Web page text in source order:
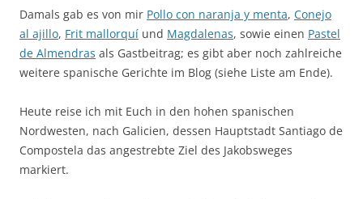
Damals gab es von mir Pollo con naranja y menta, Conejo
al ajillo, Frit mallorquí und Magdalenas, sowie einen Pastel
de Almendras als Gastbeitrag; es gibt aber noch zahlreiche
weitere spanische Gerichte im Blog (siehe Liste am Ende).
Heute reise ich mit Euch in den hohen spanischen
Nordwesten, nach Galicien, dessen Hauptstadt Santiago de
Compostela das angestrebte Ziel des Jakobsweges
markiert.